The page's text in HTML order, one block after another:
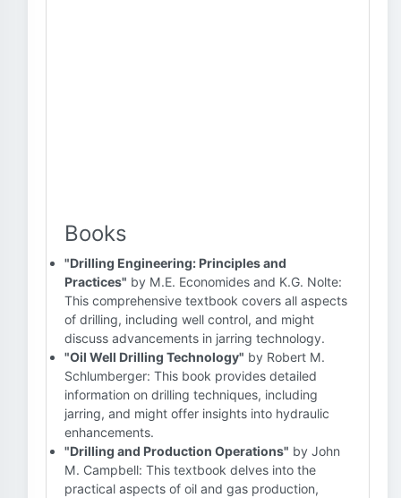
Books
"Drilling Engineering: Principles and
Practices" by M.E. Economides and K.G. Nolte:
This comprehensive textbook covers all aspects
of drilling, including well control, and might
discuss advancements in jarring technology.
"Oil Well Drilling Technology" by Robert M.
Schlumberger: This book provides detailed
information on drilling techniques, including
jarring, and might offer insights into hydraulic
enhancements.
"Drilling and Production Operations" by John
M. Campbell: This textbook delves into the
practical aspects of oil and gas production,